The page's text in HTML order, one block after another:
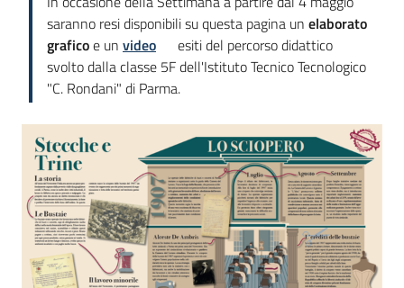
saranno resi disponibili su questa pagina un elaborato
graficoe un video
esiti del percorso didattico
svolto dalla classe 5F dell'Istituto Tecnico Tecnologico
"C. Rondani" di Parma.